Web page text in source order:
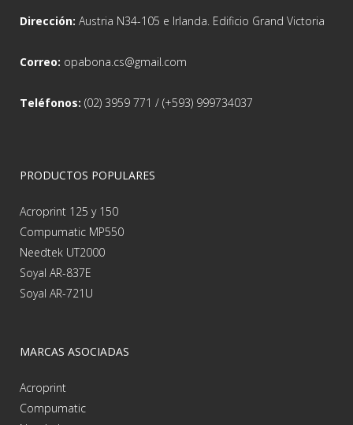
Dirección: Austria N34-105 e Irlanda. Edificio Grand Victoria
Correo: opabona.cs@gmail.com
Teléfonos: (02) 3959 771 / (+593) 999734037
PRODUCTOS POPULARES
Acroprint 125 y 150
Compumatic MP550
Needtek UT2000
Soyal AR-837E
Soyal AR-721U
MARCAS ASOCIADAS
Acroprint
Compumatic